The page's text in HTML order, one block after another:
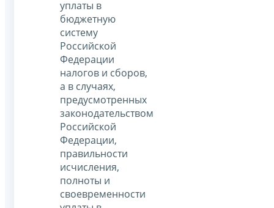
уплаты в
бюджетную
систему
Российской
Федерации
налогов и сборов,
а в случаях,
предусмотренных
законодательством
Российской
Федерации,
правильности
исчисления,
полноты и
своевременности